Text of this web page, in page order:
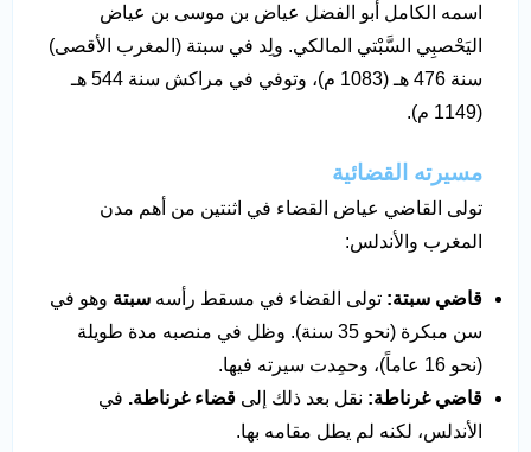
اسمه الكامل أبو الفضل عياض بن موسى بن عياض
اليَحْصبِي السَّبْتي المالكي. ولِد في سبتة (المغرب الأقصى)
سنة 476 هـ (1083 م)، وتوفي في مراكش سنة 544 هـ
(1149 م).
مسيرته القضائية
تولى القاضي عياض القضاء في اثنتين من أهم مدن
المغرب والأندلس:
قاضي سبتة: تولى القضاء في مسقط رأسه سبتة وهو في
سن مبكرة (نحو 35 سنة). وظل في منصبه مدة طويلة
(نحو 16 عاماً)، وحمِدت سيرته فيها.
قاضي غرناطة: نقل بعد ذلك إلى قضاء غرناطة. في
الأندلس، لكنه لم يطل مقامه بها.